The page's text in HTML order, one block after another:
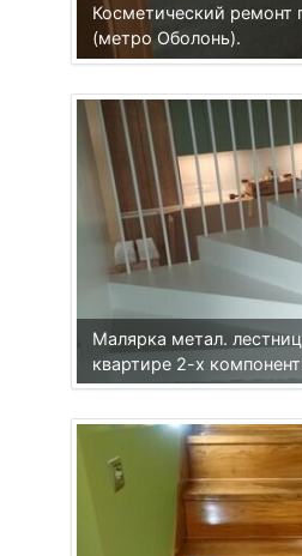
Косметический ремонт
(метро Оболонь).
Малярка метал.
квартире 2-х